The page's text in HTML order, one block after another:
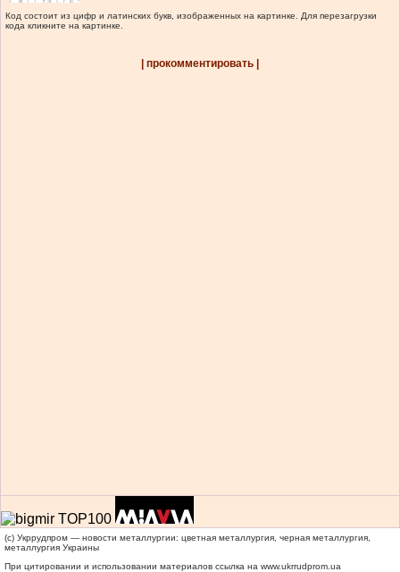
Код состоит из цифр и латинских букв, изображенных на картинке. Для перезагрузки
кода кликните на картинке.
| прокомментировать |
(c) Укррудпром — новости металлургии: цветная металлургия, черная металлургия,
металлургия Украины
При цитировании и использовании материалов ссылка на www.ukrrudprom.ua